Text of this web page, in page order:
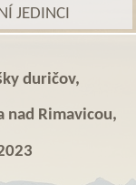
JEDINCI
duričov,
nad Rimavicou,